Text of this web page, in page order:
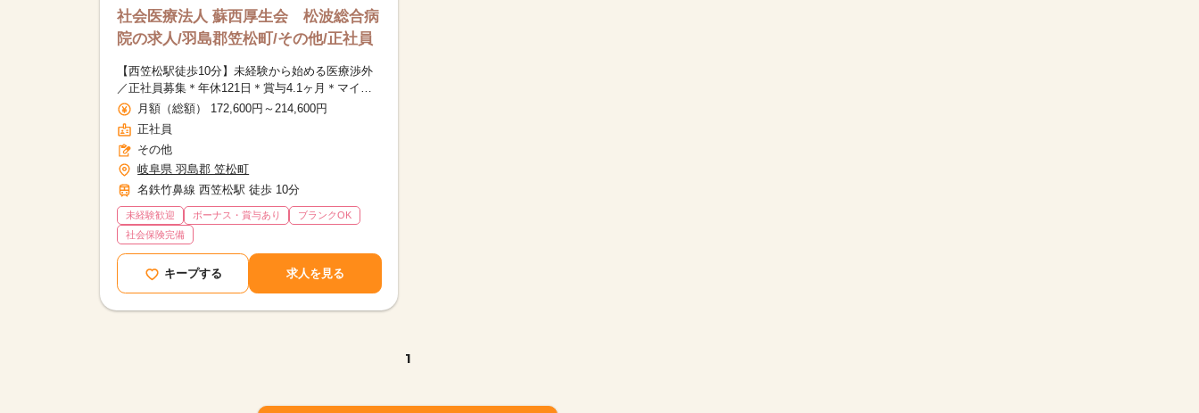
社会医療法人 蘇西厚生会 松波総合病
院の求人/羽島郡笠松町/その他/正社員
【西笠松駅徒歩10分】未経験から始める医療渉外
／正社員募集＊年休121日＊賞与4.1ヶ月＊マイ
カー通勤OK
月額（総額） 172,600円～214,600円
正社員
その他
岐阜県 羽島郡 笠松町
名鉄竹鼻線 西笠松駅 徒歩 10分
未経験歓迎 ボーナス・賞与あり
ブランクOK
社会保険完備
キープする 求人を見る
1